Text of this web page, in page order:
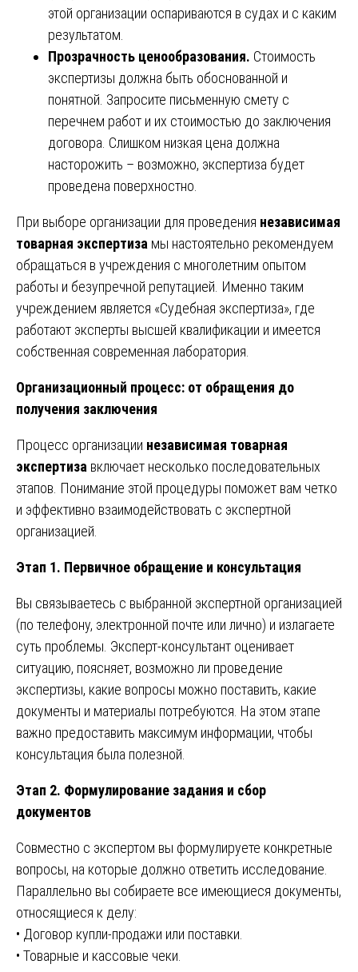
этой организации оспариваются в судах и с каким
результатом.
Прозрачность ценообразования. Стоимость
экспертизы должна быть обоснованной и
понятной. Запросите письменную смету с
перечнем работ и их стоимостью до заключения
договора. Слишком низкая цена должна
насторожить – возможно, экспертиза будет
проведена поверхностно.
При выборе организации для проведения независимая
товарная экспертиза мы настоятельно рекомендуем
обращаться в учреждения с многолетним опытом
работы и безупречной репутацией. Именно таким
учреждением является «Судебная экспертиза», где
работают эксперты высшей квалификации и имеется
собственная современная лаборатория.
Организационный процесс: от обращения до
получения заключения
Процесс организации независимая товарная
экспертиза включает несколько последовательных
этапов. Понимание этой процедуры поможет вам четко
и эффективно взаимодействовать с экспертной
организацией.
Этап 1. Первичное обращение и консультация
Вы связываетесь с выбранной экспертной организацией
(по телефону, электронной почте или лично) и излагаете
суть проблемы. Эксперт-консультант оценивает
ситуацию, поясняет, возможно ли проведение
экспертизы, какие вопросы можно поставить, какие
документы и материалы потребуются. На этом этапе
важно предоставить максимум информации, чтобы
консультация была полезной.
Этап 2. Формулирование задания и сбор
документов
Совместно с экспертом вы формулируете конкретные
вопросы, на которые должно ответить исследование.
Параллельно вы собираете все имеющиеся документы,
относящиеся к делу:
• Договор купли-продажи или поставки.
• Товарные и кассовые чеки.